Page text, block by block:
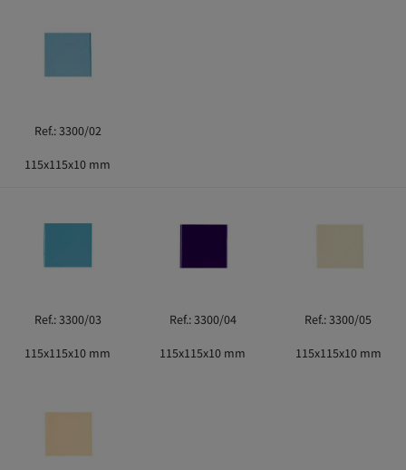
Ref.: 3300/02
115x115x10 mm
Ref.: 3300/03
115x115x10 mm
Ref.: 3300/04
115x115x10 mm
Ref.: 3300/05
115x115x10 mm